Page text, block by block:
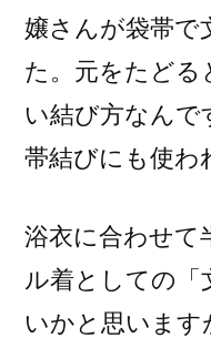
嬢さんが袋帯で
た。元をたどる
い結び方なんで
帯結びにも使わ
浴衣に合わせて
ル着としての「
いかと思います